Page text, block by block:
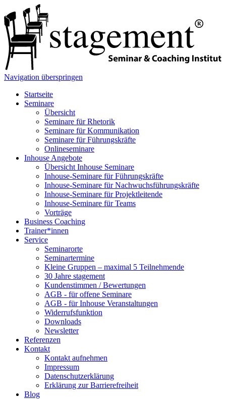
Navigation überspringen
Startseite
Seminare
Übersicht
Seminare für Rhetorik
Seminare für Kommunikation
Seminare für Führungskräfte
Onlineseminare
Inhouse Angebote
Übersicht Inhouse Seminare
Inhouse-Seminare für Führungskräfte
Inhouse-Seminare für Nachwuchsführungskräfte
Inhouse-Seminare für Projektleitende
Inhouse-Seminare für Teams
Vorträge
Business Coaching
Trainer*innen
Service
Seminarorte
Seminartermine
Kleine Gruppen – maximal 5 Teilnehmende
30 Jahre stagement
Kundenstimmen / Bewertungen
AGB - für offene Seminare
AGB - für Inhouse Veranstaltungen
Widerrufsfunktion
Downloads
Newsletter
Referenzen
Kontakt
Kontakt aufnehmen
Impressum
Datenschutzerklärung
Erklärung zur Barrierefreiheit
Blog